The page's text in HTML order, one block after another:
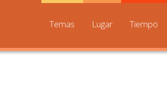
Temas Lugar Tiempo